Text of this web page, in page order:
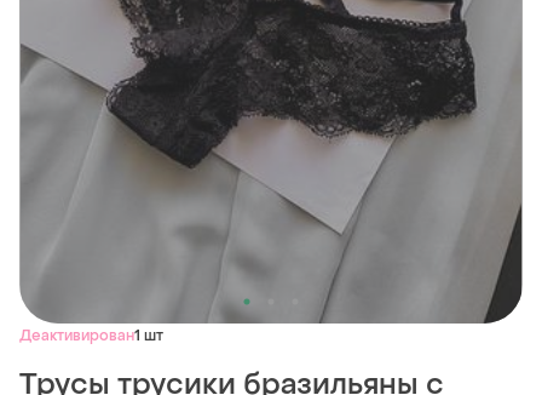
Деактивирован1 шт
Трусы трусики бразильяны с